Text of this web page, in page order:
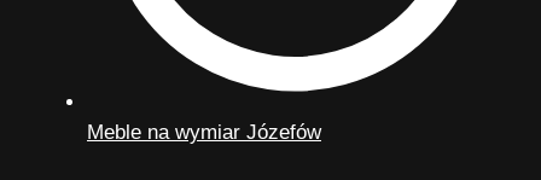
Meble na wymiar Józefów